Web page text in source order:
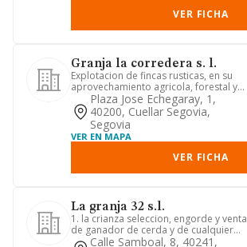
VER FICHA
Granja la corredera s. l.
Explotacion de fincas rusticas, en su
aprovechamiento agricola, forestal y
pecuario, pudiendo ser p...
Plaza Jose Echegaray, 1,
40200, Cuellar Segovia,
Segovia
VER EN MAPA
VER FICHA
La granja 32 s.l.
1. la crianza seleccion, engorde y venta
de ganador de cerda y de cualquier
otra especie, y el apro...
Calle Samboal, 8, 40241,